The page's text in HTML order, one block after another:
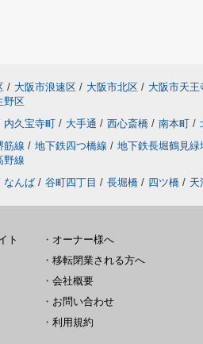
/ 大阪市浪速区 / 大阪市北区 / 大阪市天王
野区
内久宝寺町 / 大手通 / 西心斎橋 / 南本町 /
筋線 / 地下鉄四つ橋線 / 地下鉄長堀鶴見緑
野線
なんば / 谷町四丁目 / 長堀橋 / 四ツ橋 / 天
ト
・ オーナー様へ
・ 移転閉業される方へ
・ 会社概要
・ お問い合わせ
・ 利用規約